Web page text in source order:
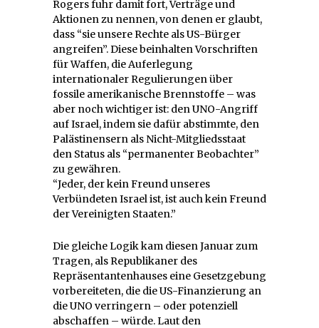
Rogers fuhr damit fort, Verträge und
Aktionen zu nennen, von denen er glaubt,
dass “sie unsere Rechte als US-Bürger
angreifen”. Diese beinhalten Vorschriften
für Waffen, die Auferlegung
internationaler Regulierungen über
fossile amerikanische Brennstoffe – was
aber noch wichtiger ist: den UNO-Angriff
auf Israel, indem sie dafür abstimmte, den
Palästinensern als Nicht-Mitgliedsstaat
den Status als “permanenter Beobachter”
zu gewähren.
“Jeder, der kein Freund unseres
Verbündeten Israel ist, ist auch kein Freund
der Vereinigten Staaten.”
Die gleiche Logik kam diesen Januar zum
Tragen, als Republikaner des
Repräsentantenhauses eine Gesetzgebung
vorbereiteten, die die US-Finanzierung an
die UNO verringern – oder potenziell
abschaffen – würde. Laut den